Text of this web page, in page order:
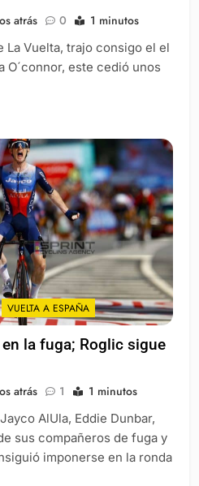
atrás 0 1 minutos
La Vuelta, trajo consigo el el
O´connor, este cedió unos
VUELTA A ESPAÑA
la fuga; Roglic sigue
atrás 1 1 minutos
AlUla, Eddie Dunbar,
sus compañeros de fuga y
imponerse en la ronda